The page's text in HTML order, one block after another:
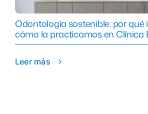
Odontología sostenible: por qué
cómo la practicamos en Clínica
Leer más